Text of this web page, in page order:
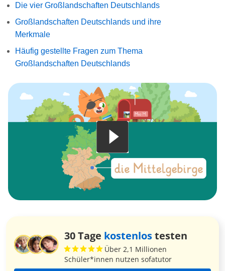
Die vier Großlandschaften Deutschlands
Großlandschaften Deutschlands und ihre
Merkmale
Häufig gestellte Fragen zum Thema
Großlandschaften Deutschlands
30 Tage kostenlostesten
Über 2,1 Millionen
Schüler*innen nutzen sofatutor